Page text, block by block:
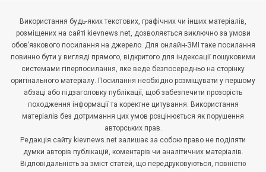
Використання будь-яких текстових, графічних чи інших матеріалів,
розміщених на сайті kievnews.net, дозволяється виключно за умови
обов’язкового посилання на джерело. Для онлайн-ЗМІ таке посилання
повинно бути у вигляді прямого, відкритого для індексації пошуковими
системами гіперпосилання, яке веде безпосередньо на сторінку
оригінального матеріалу. Посилання необхідно розміщувати у першому
абзаці або підзаголовку публікації, щоб забезпечити прозорість
походження інформації та коректне цитування. Використання
матеріалів без дотримання цих умов розцінюється як порушення
авторських прав.
Редакція сайту kievnews.net залишає за собою право не поділяти
думки авторів публікацій, коментарів чи аналітичних матеріалів.
Відповідальність за зміст статей, що передруковуються, повністю